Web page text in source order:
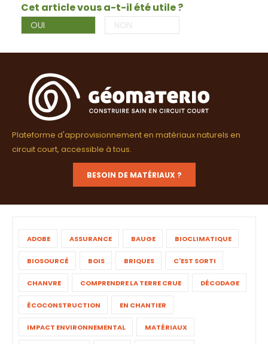
Cet article vous a-t-il été utile ?
OUI NON
Plateforme d'approvisionnement en matériaux naturels en
circuit court, accessible à tous.
BESOIN DE MATÉRIAUX ?
ADOBE ASSURANCE BAUGE BIOCLIMATIQUE
BIOSOURCÉ BOIS BRIQUES C'EST SORTI
CHANVRE COMPRENDRE LA TERRE CRUE DÉCODAGE
ÉCOCONSTRUCTION EN CHANTIER
IMPACT ENVIRONNEMENTAL MATÉRIAUX